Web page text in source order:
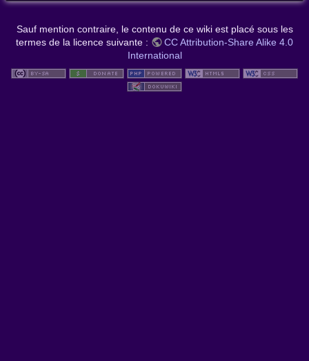
Sauf mention contraire, le contenu de ce wiki est placé sous les
termes de la licence suivante :
CC Attribution-Share Alike 4.0
International